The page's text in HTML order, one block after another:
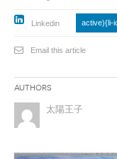
Linkedin active){li-
Email this article
Authors
太陽王子